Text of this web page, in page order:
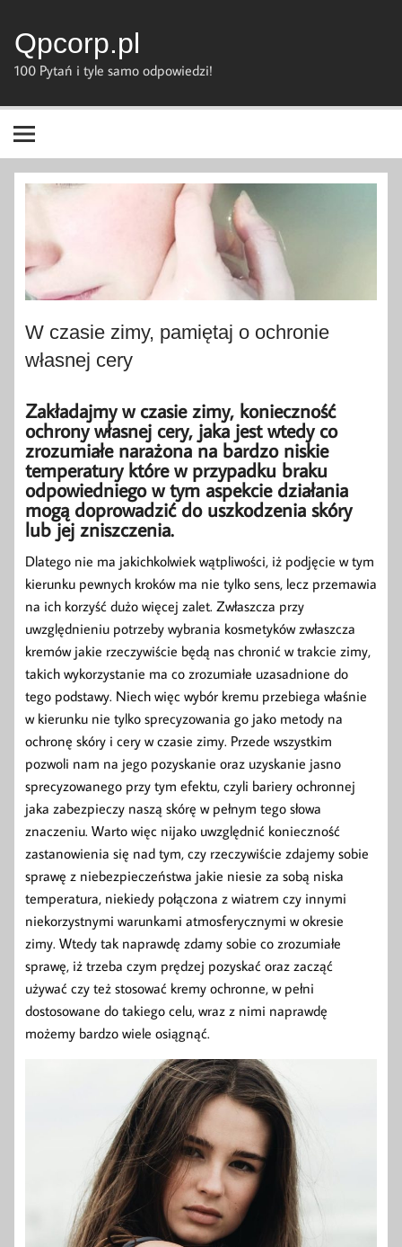
content
Qpcorp.pl
100 Pytań i tyle samo odpowiedzi!
W czasie zimy, pamiętaj o ochronie
własnej cery
Zakładajmy w czasie zimy, konieczność
ochrony własnej cery, jaka jest wtedy co
zrozumiałe narażona na bardzo niskie
temperatury które w przypadku braku
odpowiedniego w tym aspekcie działania
mogą doprowadzić do uszkodzenia skóry
lub jej zniszczenia.
Dlatego nie ma jakichkolwiek wątpliwości, iż podjęcie w tym
kierunku pewnych kroków ma nie tylko sens, lecz przemawia
na ich korzyść dużo więcej zalet. Zwłaszcza przy
uwzględnieniu potrzeby wybrania kosmetyków zwłaszcza
kremów jakie rzeczywiście będą nas chronić w trakcie zimy,
takich wykorzystanie ma co zrozumiałe uzasadnione do
tego podstawy. Niech więc wybór kremu przebiega właśnie
w kierunku nie tylko sprecyzowania go jako metody na
ochronę skóry i cery w czasie zimy. Przede wszystkim
pozwoli nam na jego pozyskanie oraz uzyskanie jasno
sprecyzowanego przy tym efektu, czyli bariery ochronnej
jaka zabezpieczy naszą skórę w pełnym tego słowa
znaczeniu. Warto więc nijako uwzględnić konieczność
zastanowienia się nad tym, czy rzeczywiście zdajemy sobie
sprawę z niebezpieczeństwa jakie niesie za sobą niska
temperatura, niekiedy połączona z wiatrem czy innymi
niekorzystnymi warunkami atmosferycznymi w okresie
zimy. Wtedy tak naprawdę zdamy sobie co zrozumiałe
sprawę, iż trzeba czym prędzej pozyskać oraz zacząć
używać czy też stosować kremy ochronne, w pełni
dostosowane do takiego celu, wraz z nimi naprawdę
możemy bardzo wiele osiągnąć.